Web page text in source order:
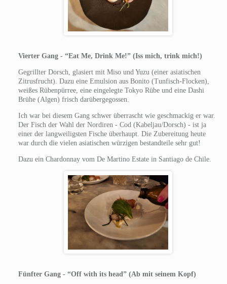
Vierter Gang - “Eat Me, Drink Me!” (Iss mich, trink mich!)
Gegrillter Dorsch, glasiert mit Miso und Yuzu (einer asiatischen
Zitrusfrucht). Dazu eine Emulsion aus Bonito (Tunfisch-Flocken),
weißes Rübenpürree, eine eingelegte Tokyo Rübe und eine Dashi
Brühe (Algen) frisch darübergegossen.
Ich war bei diesem Gang schwer überrascht wie geschmackig er war.
Der Fisch der Wahl der Nordiren - Cod (Kabeljau/Dorsch) - ist ja
einer der langweiligsten Fische überhaupt. Die Zubereitung heute
war durch die vielen asiatischen würzigen bestandteile sehr gut!
Dazu ein Chardonnay vom De Martino Estate in Santiago de Chile.
Fünfter Gang - “Off with its head” (Ab mit seinem Kopf)